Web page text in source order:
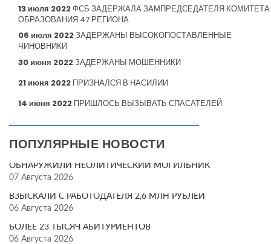
13 июля 2022ФСБ ЗАДЕРЖАЛА ЗАМПРЕДСЕДАТЕЛЯ КОМИТЕТА
ОБРАЗОВАНИЯ 47 РЕГИОНА
06 июля 2022ЗАДЕРЖАНЫ ВЫСОКОПОСТАВЛЕННЫЕ
ЧИНОВНИКИ
30 июня 2022ЗАДЕРЖАНЫ МОШЕННИКИ
21 июня 2022 ПРИЗНАЛСЯ В НАСИЛИИ
14 июня 2022 ПРИШЛОСЬ ВЫЗЫВАТЬ СПАСАТЕЛЕЙ
ПОПУЛЯРНЫЕ НОВОСТИ
ОБНАРУЖИЛИ НЕОЛИТИЧЕСКИЙ МОГИЛЬНИК
07 Августа 2026
ВЗЫСКАЛИ С РАБОТОДАТЕЛЯ 2,6 МЛН РУБЛЕЙ
06 Августа 2026
БОЛЕЕ 23 ТЫСЯЧ АБИТУРИЕНТОВ
06 Августа 2026